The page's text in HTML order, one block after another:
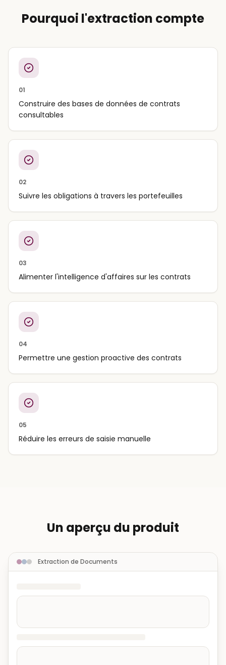
Pourquoi l'extraction compte
01
Construire des bases de données de contrats
consultables
02
Suivre les obligations à travers les portefeuilles
03
Alimenter l'intelligence d'affaires sur les contrats
04
Permettre une gestion proactive des contrats
05
Réduire les erreurs de saisie manuelle
Un aperçu du produit
Extraction de Documents